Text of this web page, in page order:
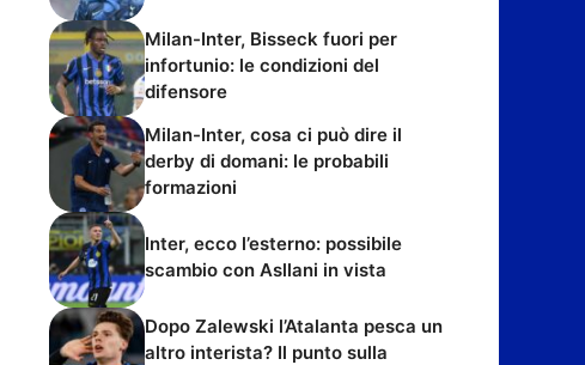
Milan-Inter, Bisseck fuori per
infortunio: le condizioni del
difensore
Milan-Inter, cosa ci può dire il
derby di domani: le probabili
formazioni
Inter, ecco l’esterno: possibile
scambio con Asllani in vista
Dopo Zalewski l’Atalanta pesca un
altro interista? Il punto sulla